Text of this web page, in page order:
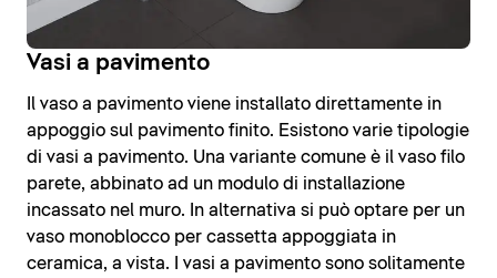
Vasi a pavimento
Il vaso a pavimento viene installato direttamente in
appoggio sul pavimento finito. Esistono varie tipologie
di vasi a pavimento. Una variante comune è il vaso filo
parete, abbinato ad un modulo di installazione
incassato nel muro. In alternativa si può optare per un
vaso monoblocco per cassetta appoggiata in
ceramica, a vista. I vasi a pavimento sono solitamente